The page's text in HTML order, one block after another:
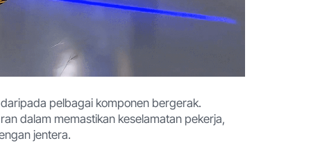
pelbagai komponen bergerak.
dalam memastikan keselamatan pekerja,
jentera.